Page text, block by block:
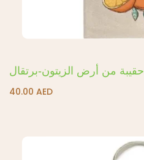
حقيبة من أرض الزيتون-برتقال
40.00 AED